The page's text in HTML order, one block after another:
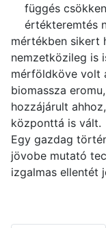
függés
értékteremtés
mértékben sikert
nemzetközileg is
mérföldköve volt
biomassza
hozzájárult
központtá is vált.
Egy gazdag
jövobe mutató
izgalmas ellentét